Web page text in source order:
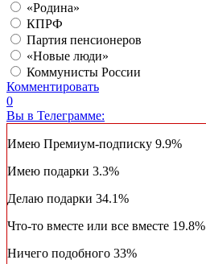
«Родина»
КПРФ
Партия пенсионеров
«Новые люди»
Коммунисты России
Комментировать
0
Вы в Телеграмме:
Имею Премиум-подписку 9.9%
Имею подарки 3.3%
Делаю подарки 34.1%
Что-то вместе или все вместе 19.8%
Ничего подобного 33%